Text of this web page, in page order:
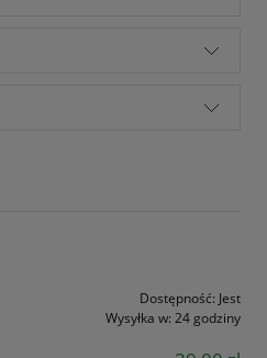
Dostępność: Jest
Wysyłka w: 24 godziny